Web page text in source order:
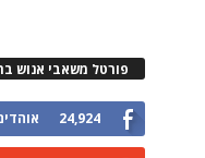
פורטל משאבי אנוש
24,924